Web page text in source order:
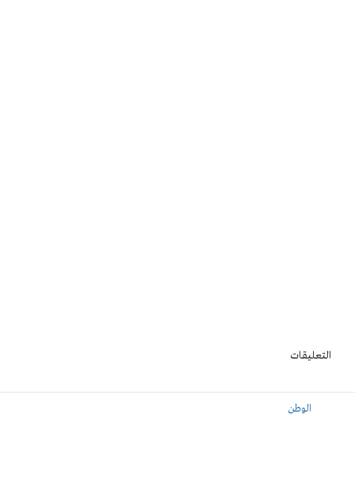
التعليقات
الوطن